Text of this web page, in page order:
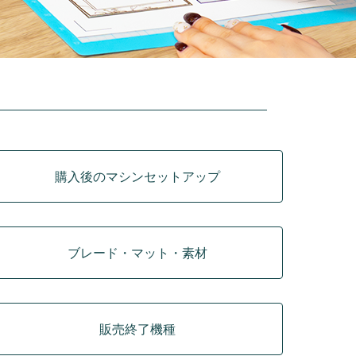
購入後のマシンセットアップ
ブレード・マット・素材
販売終了機種